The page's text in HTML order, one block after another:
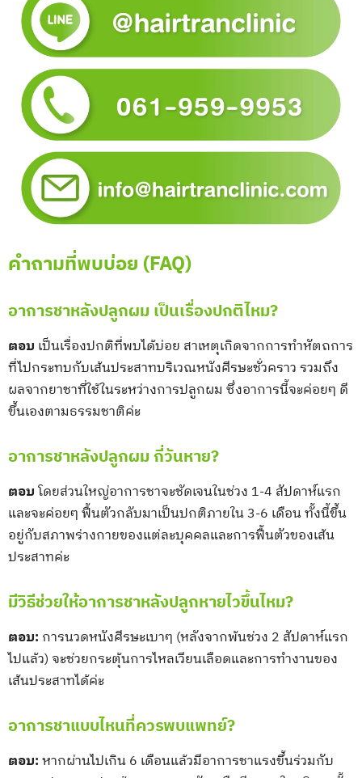
คำถามที่พบบ่อย (FAQ)
อาการชาหลังปลูกผม เป็นเรื่องปกติไหม?
ตอบ เป็นเรื่องปกติที่พบได้บ่อย สาเหตุเกิดจากการทำหัตถการ
ที่ไปกระทบกับเส้นประสาทบริเวณหนังศีรษะชั่วคราว รวมถึง
ผลจากยาชาที่ใช้ในระหว่างการปลูกผม ซึ่งอาการนี้จะค่อยๆ ดี
ขึ้นเองตามธรรมชาติค่ะ
อาการชาหลังปลูกผม กี่วันหาย?
ตอบโดยส่วนใหญ่อาการชาจะชัดเจนในช่วง 1-4 สัปดาห์แรก
และจะค่อยๆ ฟื้นตัวกลับมาเป็นปกติภายใน 3-6 เดือน ทั้งนี้ขึ้น
อยู่กับสภาพร่างกายของแต่ละบุคคลและการฟื้นตัวของเส้น
ประสาทค่ะ
มีวิธีช่วยให้อาการชาหลังปลูกหายไวขึ้นไหม?
ตอบ: การนวดหนังศีรษะเบาๆ (หลังจากพ้นช่วง 2 สัปดาห์แรก
ไปแล้ว) จะช่วยกระตุ้นการไหลเวียนเลือดและการทำงานของ
เส้นประสาทได้ค่ะ
อาการชาแบบไหนที่ควรพบแพทย์?
ตอบ:หากผ่านไปเกิน 6 เดือนแล้วมีอาการชาแรงขึ้นร่วมกับ